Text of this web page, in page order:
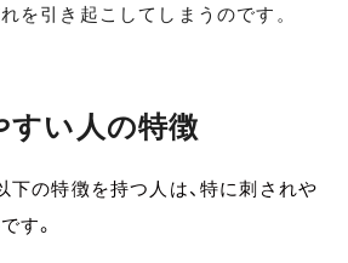
を引き起こしてしまうのです。
すい人の特徴
下の特徴を持つ人は、特に刺されや
す。